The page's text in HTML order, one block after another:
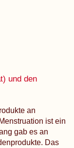
und den
an
ist ein
gab es an
Das